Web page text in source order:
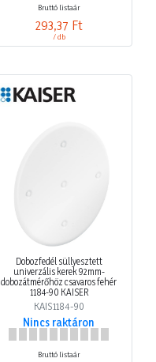
Bruttó listaár
293,37 Ft
/ db
Dobozfedél süllyesztett
univerzális kerek 92mm-
dobozátmérőhöz csavaros fehér
1184-90 KAISER
KAIS1184-90
Nincs raktáron
Bruttó listaár